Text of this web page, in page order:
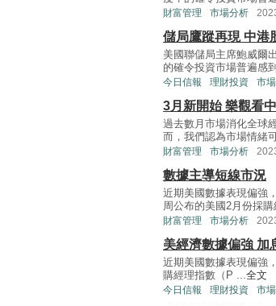
財富管理 市場分析
儲局鷹蹤再現 中港
美國聯儲局主席鮑威爾
的確令投資市場普遍感
今日信報 理財投資 市
3月新開始 樂觀看
過去數月市場消化全球
而，我們認為市場情緒
財富管理 市場分析
數據主導短線市況
近期美國數據表現偏強
周公布的美國2月份採
財富管理 市場分析
美經濟數據偏強 加
近期美國數據表現偏強
購經理指數（P ...全文
今日信報 理財投資 市